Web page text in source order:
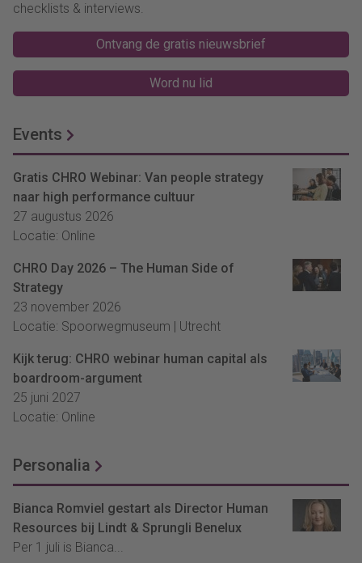
checklists & interviews.
Ontvang de gratis nieuwsbrief
Word nu lid
Events
Gratis CHRO Webinar: Van people strategy
naar high performance cultuur
27 augustus 2026
Locatie: Online
CHRO Day 2026 – The Human Side of
Strategy
23 november 2026
Locatie: Spoorwegmuseum | Utrecht
Kijk terug: CHRO webinar human capital als
boardroom-argument
25 juni 2027
Locatie: Online
Personalia
Bianca Romviel gestart als Director Human
Resources bij Lindt & Sprungli Benelux
Per 1 juli is Bianca...